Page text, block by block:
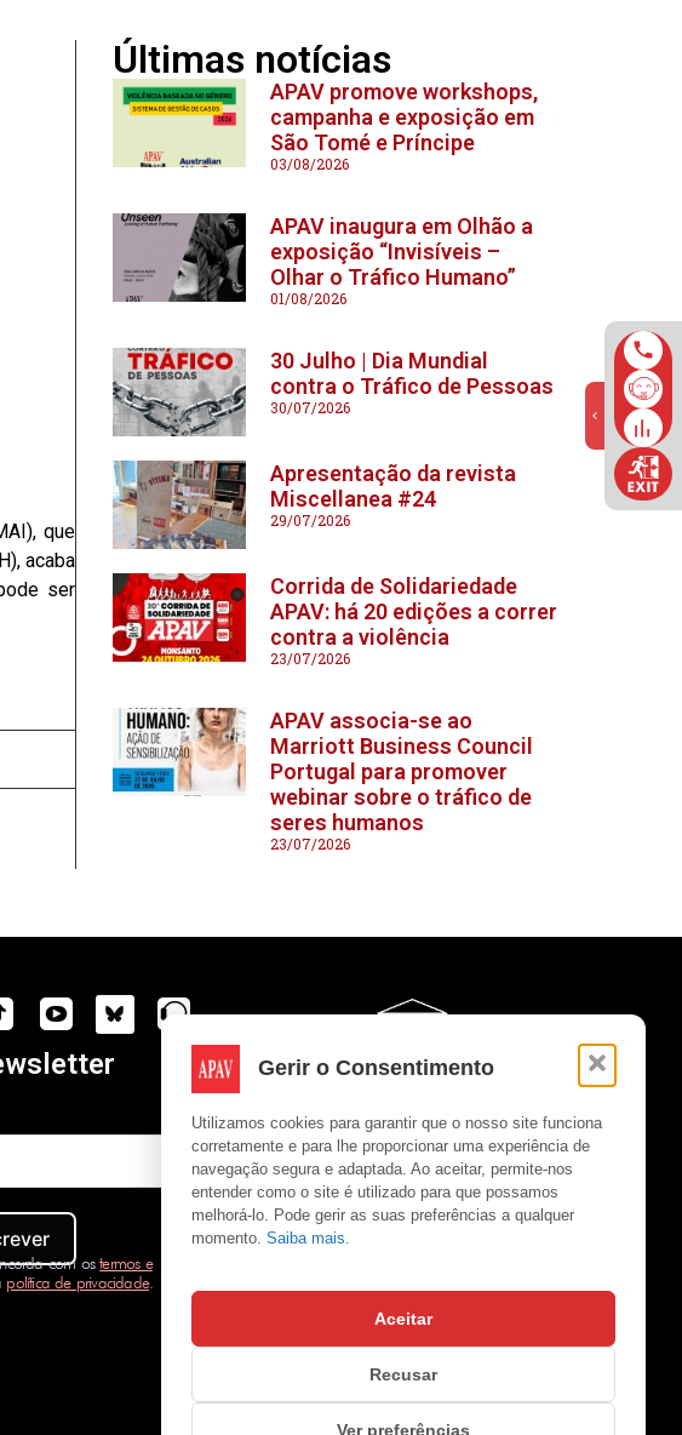
Gerir o Consentimento
Utilizamos cookies para garantir que o nosso site funciona
corretamente e para lhe proporcionar uma experiência de
navegação segura e adaptada. Ao aceitar, permite-nos
entender como o site é utilizado para que possamos
melhorá-lo. Pode gerir as suas preferências a qualquer
momento. Saiba mais.
Aceitar
Recusar
Ver preferências
que
acaba
ser
Últimas notícias
APAV promove workshops,
campanha e exposição em
São Tomé e Príncipe
03/08/2026
APAV inaugura em Olhão a
exposição “Invisíveis –
Olhar o Tráfico Humano”
01/08/2026
30 Julho | Dia Mundial
contra o Tráfico de Pessoas
30/07/2026
Apresentação da revista
Miscellanea #24
29/07/2026
Corrida de Solidariedade
APAV: há 20 edições a correr
contra a violência
23/07/2026
APAV associa-se ao
Marriott Business Council
Portugal para promover
webinar sobre o tráfico de
seres humanos
23/07/2026
com ostermos e
política de privacidade.
Copyright © APAV 2026